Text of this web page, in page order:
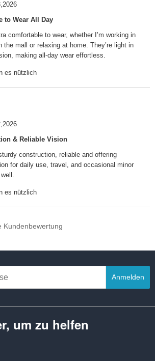
to Wear All Day
comfortable to wear, whether I’m working in
the mall or relaxing at home. They’re light in
making all-day wear effortless.
es nützlich
& Reliable Vision
construction, reliable and offering
for daily use, travel, and occasional minor
es nützlich
Kundenbewertung
Anmelden
um zu helfen